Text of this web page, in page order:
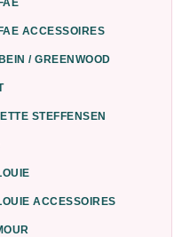
ACCESSOIRES
/ GREENWOOD
STEFFENSEN
ACCESSOIRES